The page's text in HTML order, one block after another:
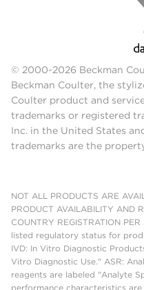
© 2000-2026 Beckman
Beckman Coulter, the
Coulter product and
trademarks or registered
Inc. in the United States
trademarks are the
NOT ALL PRODUCTS ARE
PRODUCT AVAILABILITY AND
COUNTRY REGISTRATION
listed regulatory status for
IVD: In Vitro Diagnostic
Vitro Diagnostic Use." ASR:
reagents are labeled "Analyte
performance characteristics